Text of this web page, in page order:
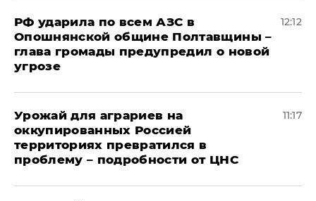
РФ ударила по всем АЗС в
Опошнянской общине Полтавщины –
глава громады предупредил о новой
угрозе
12:12
Урожай для аграриев на
оккупированных Россией
территориях превратился в
проблему – подробности от ЦНС
11:17